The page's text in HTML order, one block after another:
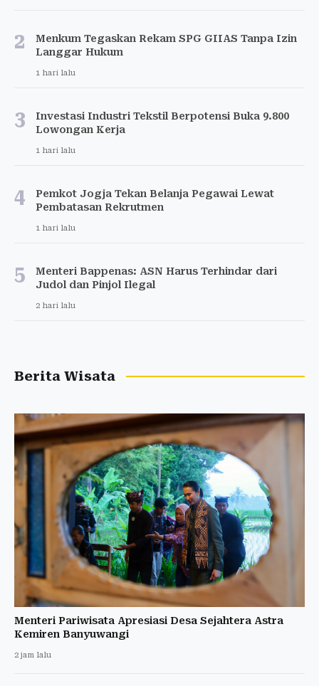
2
Menkum Tegaskan Rekam SPG GIIAS Tanpa Izin
Langgar Hukum
1 hari lalu
3
Investasi Industri Tekstil Berpotensi Buka 9.800
Lowongan Kerja
1 hari lalu
4
Pemkot Jogja Tekan Belanja Pegawai Lewat
Pembatasan Rekrutmen
1 hari lalu
5
Menteri Bappenas: ASN Harus Terhindar dari
Judol dan Pinjol Ilegal
2 hari lalu
Berita Wisata
Menteri Pariwisata Apresiasi Desa Sejahtera Astra
Kemiren Banyuwangi
2 jam lalu